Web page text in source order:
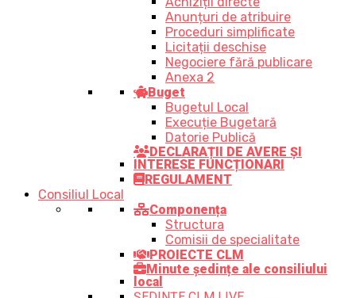
Anunțuri de atribuire
Proceduri simplificate
Licitații deschise
Negociere fără publicare
Anexa 2
Buget
Bugetul Local
Execuție Bugetară
Datorie Publică
DECLARAȚII DE AVERE ȘI
INTERESE FUNCȚIONARI
REGULAMENT
Consiliul Local
Componența
Structura
Comisii de specialitate
PROIECTE CLM
Minute ședințe ale consiliului
local